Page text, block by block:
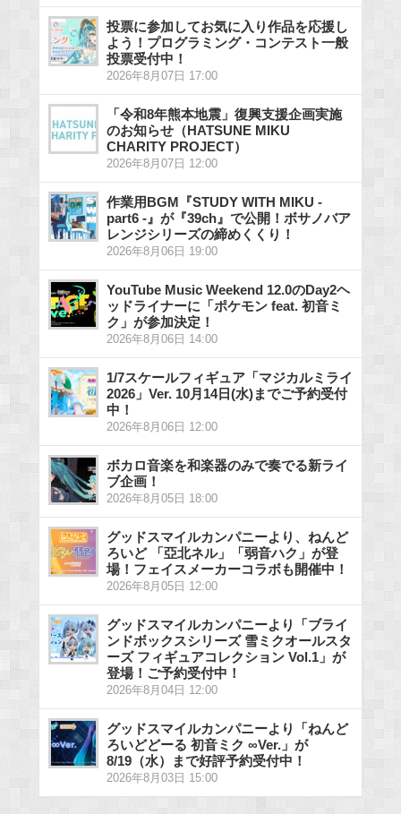
投票に参加してお気に入り作品を応援し
よう！プログラミング・コンテスト一般
投票受付中！
2026年8月07日 17:00
「令和8年熊本地震」復興支援企画実施
のお知らせ（HATSUNE MIKU
CHARITY PROJECT）
2026年8月07日 12:00
作業用BGM『STUDY WITH MIKU -
part6 -』が『39ch』で公開！ボサノバア
レンジシリーズの締めくくり！
2026年8月06日 19:00
YouTube Music Weekend 12.0のDay2ヘ
ッドライナーに「ポケモン feat. 初音ミ
ク」が参加決定！
2026年8月06日 14:00
1/7スケールフィギュア「マジカルミライ
2026」Ver. 10月14日(水)までご予約受付
中！
2026年8月06日 12:00
ボカロ音楽を和楽器のみで奏でる新ライ
ブ企画！
2026年8月05日 18:00
グッドスマイルカンパニーより、ねんど
ろいど 「亞北ネル」「弱音ハク」が登
場！フェイスメーカーコラボも開催中！
2026年8月05日 12:00
グッドスマイルカンパニーより「ブライ
ンドボックスシリーズ 雪ミクオールスタ
ーズ フィギュアコレクション Vol.1」が
登場！ご予約受付中！
2026年8月04日 12:00
グッドスマイルカンパニーより「ねんど
ろいどどーる 初音ミク ∞Ver.」が
8/19（水）まで好評予約受付中！
2026年8月03日 15:00